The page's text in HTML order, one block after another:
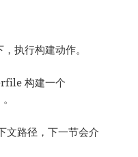
执行构建动作。
构建一个
文路径，下一节会介